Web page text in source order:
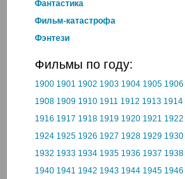
Фантастика
Фильм-катастрофа
Фэнтези
Фильмы по году:
1900 1901 1902 1903 1904 1905 1906
1908 1909 1910 1911 1912 1913 1914
1916 1917 1918 1919 1920 1921 1922
1924 1925 1926 1927 1928 1929 1930
1932 1933 1934 1935 1936 1937 1938
1940 1941 1942 1943 1944 1945 1946